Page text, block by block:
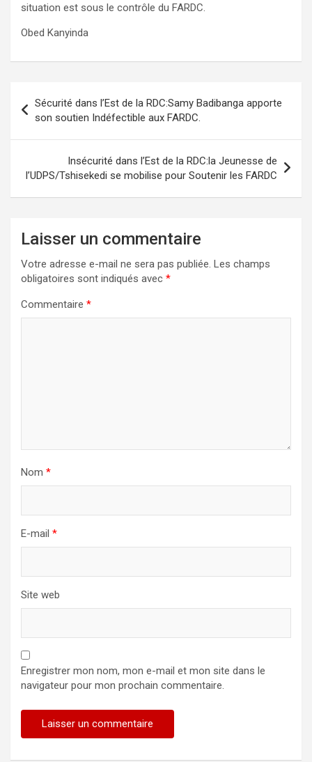
situation est sous le contrôle du FARDC.
Obed Kanyinda
de
l’article
Sécurité dans l’Est de la RDC:Samy Badibanga apporte
son soutien Indéfectible aux FARDC.
Insécurité dans l’Est de la RDC:la Jeunesse de
l’UDPS/Tshisekedi se mobilise pour Soutenir les FARDC
Laisser un commentaire
Votre adresse e-mail ne sera pas publiée. Les champs
obligatoires sont indiqués avec *
Commentaire *
Nom *
E-mail *
Site web
Enregistrer mon nom, mon e-mail et mon site dans le
navigateur pour mon prochain commentaire.